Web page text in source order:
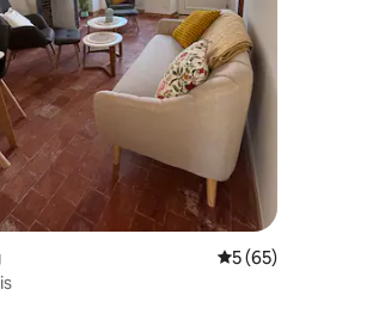
van 4,87 op 5, 111 recensies
Gemiddelde
5 (65)